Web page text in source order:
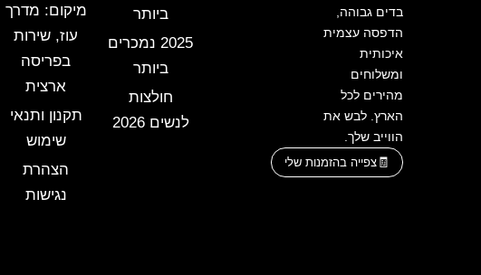
בדים גבוהה,
הדפסה עצמית
איכותית
ומשלוחים
מהירים לכל
הארץ. לבש את
הווייב שלך.
צפייה בהזמנות שלי
ביותר
2025 נמכרים
ביותר
חולצות
לנשים 2026
מיקום: מדרך
עוז, שירות
בפריסה
ארצית
תקנון ותנאי
שימוש
הצהרת
נגישות